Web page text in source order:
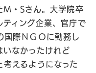
M・Sさん。大学院卒
ィング企業、官庁で
国際ＮＧＯに勤務し
いなかったけれど
えるようになった